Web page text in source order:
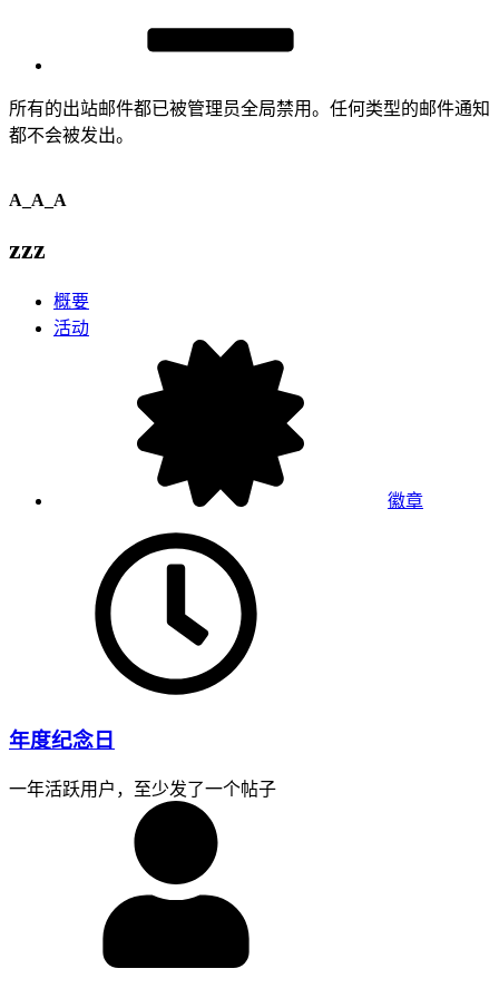
所有的出站邮件都已被管理员全局禁用。任何类型的邮件通知
都不会被发出。
A_A_A
zzz
概要
活动
徽章
年度纪念日
一年活跃用户，至少发了一个帖子